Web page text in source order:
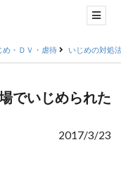
め・ＤＶ・虐待 いじめの対処
でいじめられた
2017/3/23